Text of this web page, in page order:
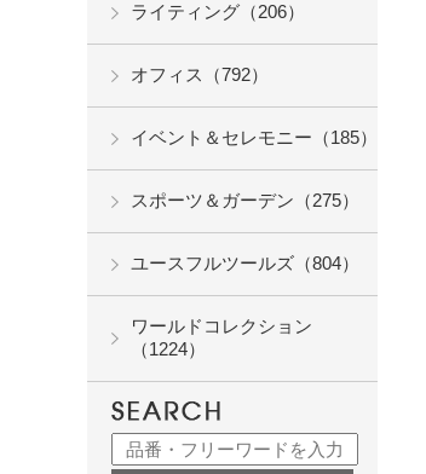
ライティング（206）
オフィス（792）
イベント＆セレモニー（185）
スポーツ＆ガーデン（275）
ユースフルツールズ（804）
ワールドコレクション
（1224）